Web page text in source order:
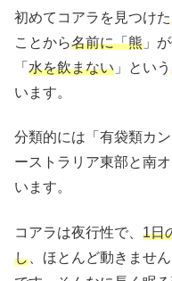
初めてコアラを見つけた
ことから名前に「熊 」
「 水を飲まない 」という
います。
分類的には「有袋類カ
ーストラリア東部と南
います。
コアラは夜行性で、 1日
し 、ほとんど動きませ